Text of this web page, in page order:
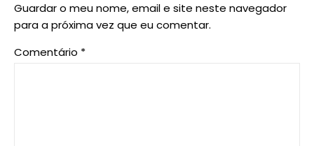
Guardar o meu nome, email e site neste navegador
para a próxima vez que eu comentar.
Comentário *